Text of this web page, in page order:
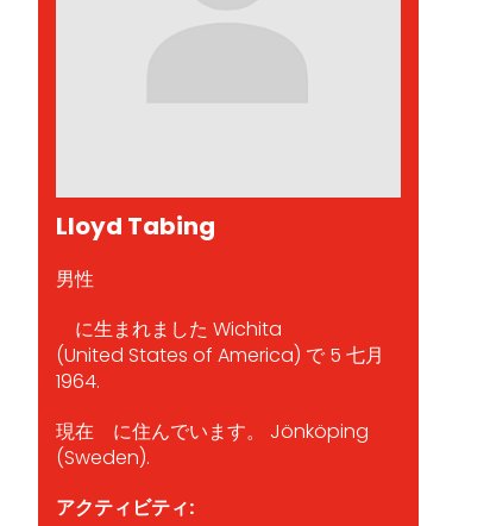
Lloyd Tabing
男性
に生まれました Wichita
(United States of America) で 5 七月
1964.
現在 に住んでいます。 Jönköping
(Sweden).
アクティビティ: